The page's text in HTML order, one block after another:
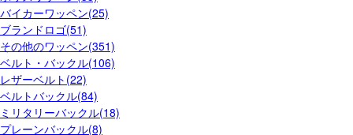
バイカーワッペン(25)
ブランドロゴ(51)
その他のワッペン(351)
ベルト・バックル(106)
レザーベルト(22)
ベルトバックル(84)
ミリタリーバックル(18)
プレーンバックル(8)